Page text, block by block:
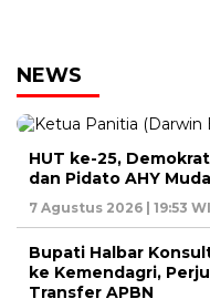
NEWS
HUT ke-25,
dan Pidato AHY Muda
7 Agustus 2026 | 19:53
Bupati Halbar
ke Kemendagri,
Transfer APBN